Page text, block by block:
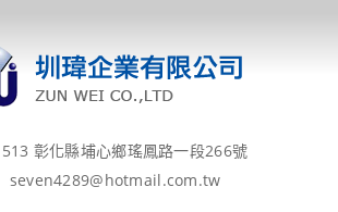
513 彰化縣埔心鄉瑤鳳路一段266號
seven4289@hotmail.com.tw